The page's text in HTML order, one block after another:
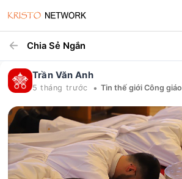
Chia Sẻ Ngắn
Trần Văn Anh
5 tháng trước • Tin thế giới Công giáo